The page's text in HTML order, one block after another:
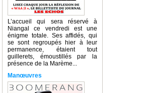
L’accueil qui sera réservé à
Niangal ce vendredi est une
énigme totale. Ses affidés, qui
se sont regroupés hier à leur
permanence, étaient tout
guillerets, émoustillés par la
présence de la Marème...
Manœuvres